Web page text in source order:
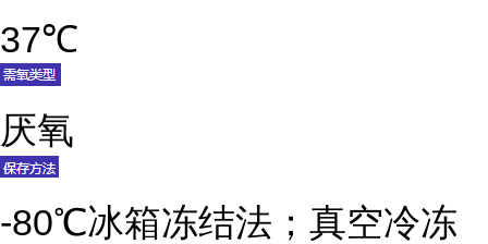
37℃
厌氧
-80℃冰箱冻结法；真空冷冻